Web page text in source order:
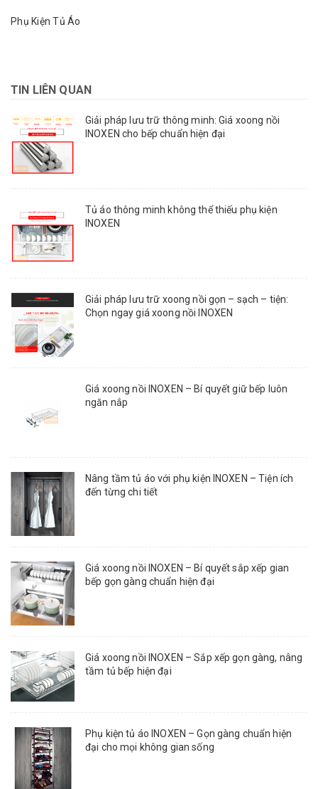
Phụ Kiện Tủ Áo
TIN LIÊN QUAN
Giải pháp lưu trữ thông minh: Giá xoong nồi
INOXEN cho bếp chuẩn hiện đại
Tủ áo thông minh không thể thiếu phụ kiện
INOXEN
Giải pháp lưu trữ xoong nồi gọn – sạch – tiện:
Chọn ngay giá xoong nồi INOXEN
Giá xoong nồi INOXEN – Bí quyết giữ bếp luôn
ngăn nắp
Nâng tầm tủ áo với phụ kiện INOXEN – Tiện ích
đến từng chi tiết
Giá xoong nồi INOXEN – Bí quyết sắp xếp gian
bếp gọn gàng chuẩn hiện đại
Giá xoong nồi INOXEN – Sắp xếp gọn gàng, nâng
tầm tủ bếp hiện đại
Phụ kiện tủ áo INOXEN – Gọn gàng chuẩn hiện
đại cho mọi không gian sống